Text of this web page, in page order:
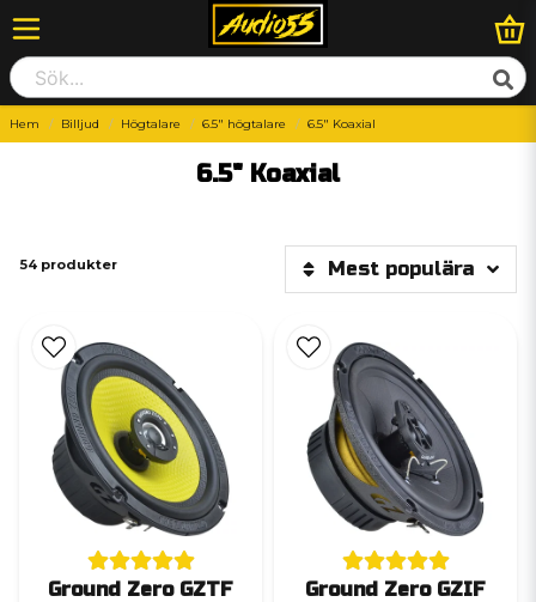
Hem Billjud Högtalare 6.5" högtalare 6.5" Koaxial
6.5" Koaxial
54 produkter Mest populära
Ground Zero GZTF
Ground Zero GZIF